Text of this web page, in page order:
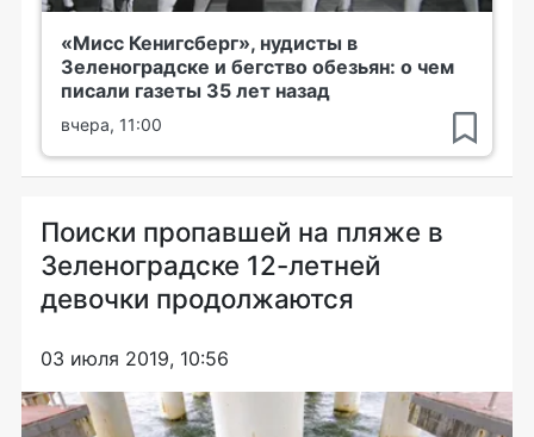
«Мисс Кенигсберг», нудисты в
Зеленоградске и бегство обезьян: о чем
писали газеты 35 лет назад
вчера, 11:00
Поиски пропавшей на пляже в
Зеленоградске 12-летней
девочки продолжаются
03 июля 2019, 10:56